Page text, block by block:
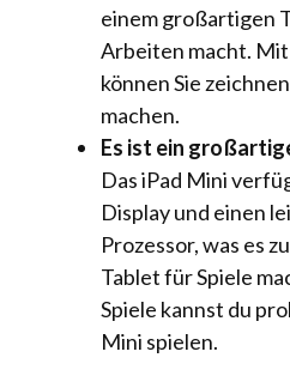
einem großartigen
Arbeiten macht.
können Sie
machen.
Es ist ein
Das iPad Mini
Display und einen
Prozessor, was es
Tablet für Spiele
Spiele kannst du
Mini spielen.